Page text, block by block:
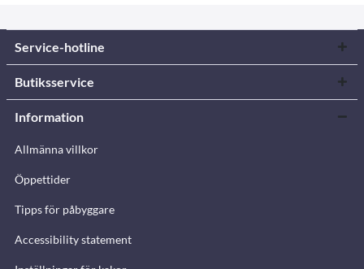
Service-hotline
Butiksservice
Information
Allmänna villkor
Öppettider
Tipps för påbyggare
Accessibility statement